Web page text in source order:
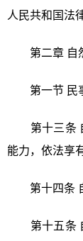
人民共和 国法
第二章 自
第一节 民事
第十三条 自
能力，依法享
第十四条 自
第十五条 自